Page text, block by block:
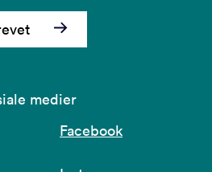
medier
Facebook